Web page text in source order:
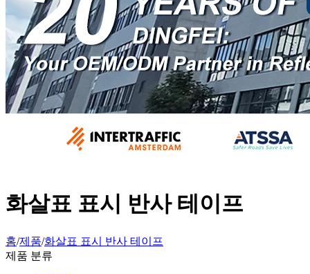
화살표 표시 반사 테이프
홈/제품/화살표 표시 반사 테이프
제품 분류